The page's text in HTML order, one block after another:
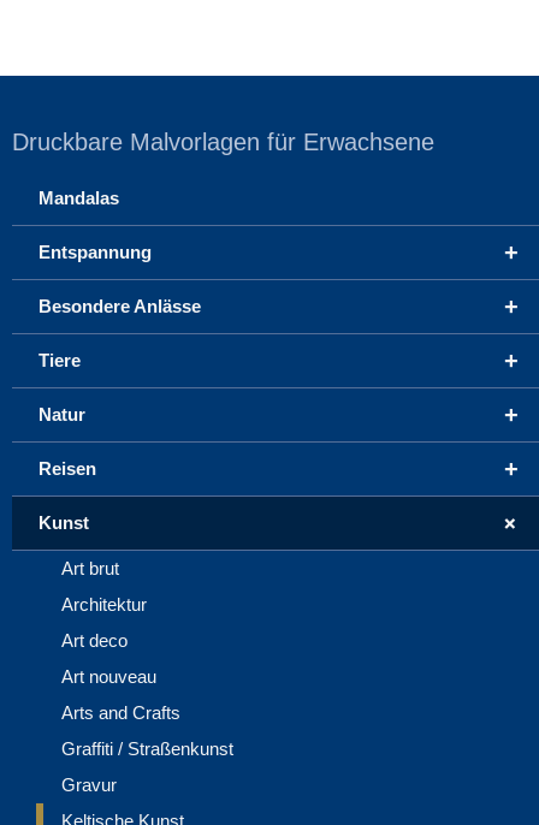
Druckbare Malvorlagen für Erwachsene
Mandalas
+
Entspannung
+
Besondere Anlässe
+
Tiere
+
Natur
+
Reisen
+
Kunst
Art brut
Architektur
Art deco
Art nouveau
Arts and Crafts
Graffiti / Straßenkunst
Gravur